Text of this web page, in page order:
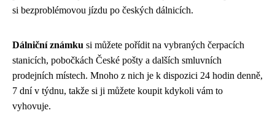
si bezproblémovou jízdu po českých dálnicích.
Dálniční známku si můžete pořídit na vybraných čerpacích
stanicích, pobočkách České pošty a dalších smluvních
prodejních místech. Mnoho z nich je k dispozici 24 hodin denně,
7 dní v týdnu, takže si ji můžete koupit kdykoli vám to
vyhovuje.